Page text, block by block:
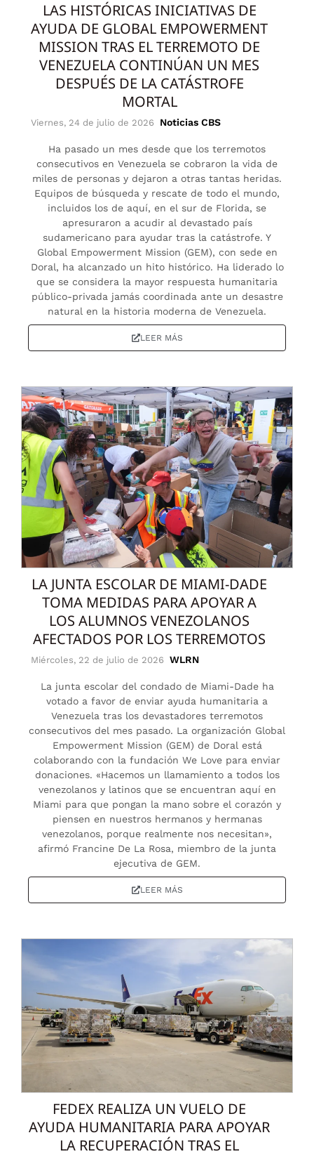
LAS HISTÓRICAS INICIATIVAS DE
AYUDA DE GLOBAL EMPOWERMENT
MISSION TRAS EL TERREMOTO DE
VENEZUELA CONTINÚAN UN MES
DESPUÉS DE LA CATÁSTROFE
MORTAL
Viernes, 24 de julio de 2026 Noticias CBS
Ha pasado un mes desde que los terremotos
consecutivos en Venezuela se cobraron la vida de
miles de personas y dejaron a otras tantas heridas.
Equipos de búsqueda y rescate de todo el mundo,
incluidos los de aquí, en el sur de Florida, se
apresuraron a acudir al devastado país
sudamericano para ayudar tras la catástrofe. Y
Global Empowerment Mission (GEM), con sede en
Doral, ha alcanzado un hito histórico. Ha liderado lo
que se considera la mayor respuesta humanitaria
público-privada jamás coordinada ante un desastre
natural en la historia moderna de Venezuela.
LEER MÁS
LA JUNTA ESCOLAR DE MIAMI-DADE
TOMA MEDIDAS PARA APOYAR A
LOS ALUMNOS VENEZOLANOS
AFECTADOS POR LOS TERREMOTOS
Miércoles, 22 de julio de 2026 WLRN
La junta escolar del condado de Miami-Dade ha
votado a favor de enviar ayuda humanitaria a
Venezuela tras los devastadores terremotos
consecutivos del mes pasado. La organización Global
Empowerment Mission (GEM) de Doral está
colaborando con la fundación We Love para enviar
donaciones. «Hacemos un llamamiento a todos los
venezolanos y latinos que se encuentran aquí en
Miami para que pongan la mano sobre el corazón y
piensen en nuestros hermanos y hermanas
venezolanos, porque realmente nos necesitan»,
afirmó Francine De La Rosa, miembro de la junta
ejecutiva de GEM.
LEER MÁS
FEDEX REALIZA UN VUELO DE
AYUDA HUMANITARIA PARA APOYAR
LA RECUPERACIÓN TRAS EL